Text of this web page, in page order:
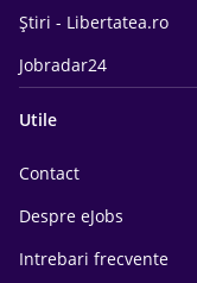
Știri - Libertatea.ro
Jobradar24
Utile
Contact
Despre eJobs
Intrebari frecvente